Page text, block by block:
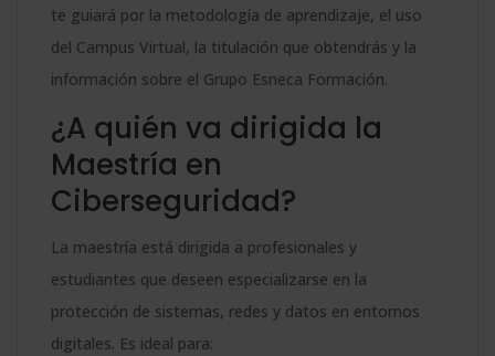
te guiará por la metodología de aprendizaje, el uso
del Campus Virtual, la titulación que obtendrás y la
información sobre el Grupo Esneca Formación.
¿A quién va dirigida la
Maestría en
Ciberseguridad?
La maestría está dirigida a profesionales y
estudiantes que deseen especializarse en la
protección de sistemas, redes y datos en entornos
digitales. Es ideal para: